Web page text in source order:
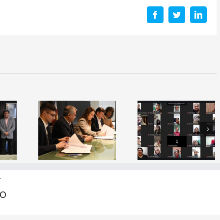
FacebookTwitter
de
y
con
del
Capacitación
Docente
“¿Cómo se
aprende a
Inauguración
del
espacial
«Mama